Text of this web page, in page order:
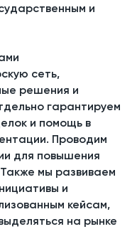
и
сеть,
решения и
гарантируем
и помощь в
Проводим
для повышения
мы развиваем
и
кейсам,
на рынке